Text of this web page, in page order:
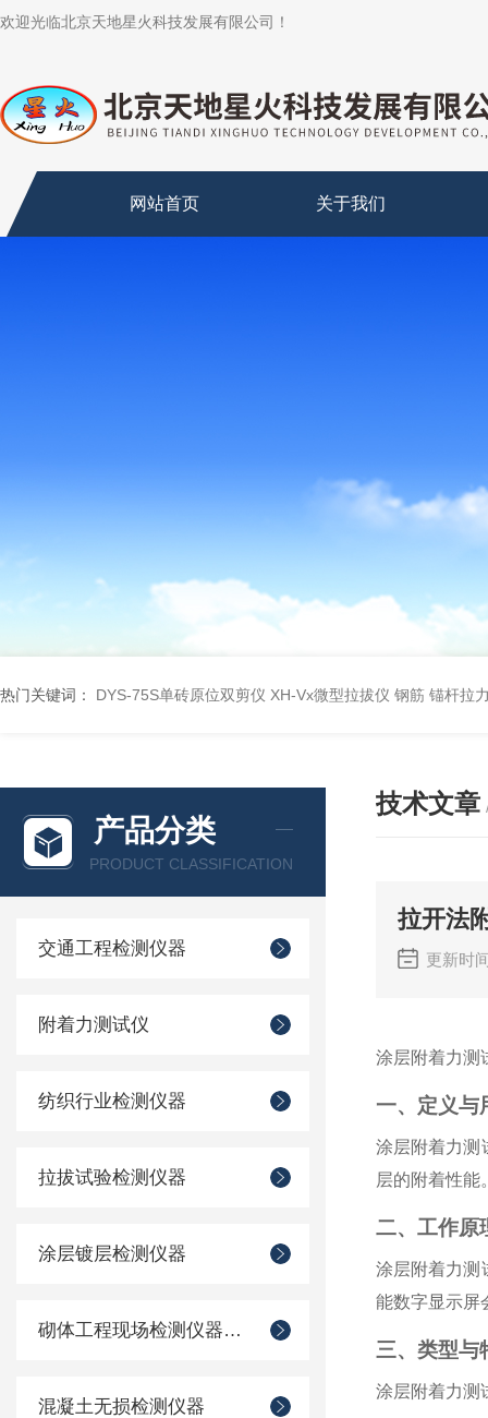
欢迎光临北京天地星火科技发展有限公司！
网站首页 关于我们
热门关键词： DYS-75S单砖原位双剪仪 XH-Vx微型拉拔仪 钢筋 锚杆拉
产品分类
PRODUCT CLASSIFICATION
交通工程检测仪器
附着力测试仪
纺织行业检测仪器
拉拔试验检测仪器
涂层镀层检测仪器
砌体工程现场检测仪器仪表
混凝土无损检测仪器
技术文章
拉开法
更新时
涂层附着力测
一、定义与
涂层附着力测
层的附着性能
二、工作原
涂层附着力测
能数字显示屏
三、类型与
涂层附着力测